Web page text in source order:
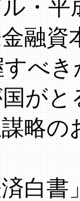
平
資
べき
と
略の
書